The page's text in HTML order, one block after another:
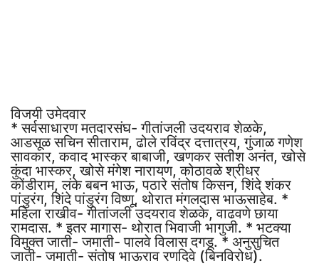
विजयी उमेदवार
* सर्वसाधारण मतदारसंघ- गीतांजली उदयराव शेळके,
आडसूळ सचिन सीताराम, ढोले रविंद्र दत्तात्रय, गुंजाळ गणेश
सावकार, कवाद भास्कर बाबाजी, खणकर सतीश अनंत, खोसे
कुंदा भास्कर, खोसे मंगेश नारायण, कोठावळे श्रीधर
कोंडीराम, लंके बबन भाऊ, पठारे संतोष किसन, शिंदे शंकर
पांडुरंग, शिंदे पांडुरंग विष्णू, थोरात मंगलदास भाऊसाहेब. *
महिला राखीव- गीतांजली उदयराव शेळके, वाढवणे छाया
रामदास. * इतर मागास- थोरात भिवाजी भागुजी. * भटक्या
विमुक्त जाती- जमाती- पालवे विलास दगडू. * अनुसुचित
जाती- जमाती- संतोष भाऊराव रणदिवे (बिनविरोध).